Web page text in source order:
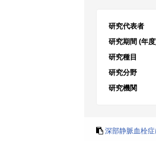
研究代表者
研究期間 (年
研究種目
研究分野
研究機関
深部静脈血栓